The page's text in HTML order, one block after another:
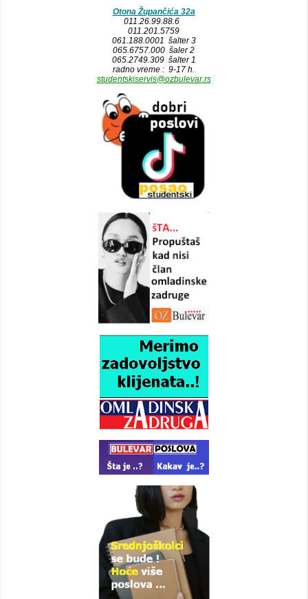
Otona Župančića 32a
011.26.99.88.6
011.201.5759
061.188.0001 šalter 3
065.6757.000 šaler 2
065.2749.309 šalter 1
radno vreme : 9-17 h.
studentskiservis@ozbulevar.rs